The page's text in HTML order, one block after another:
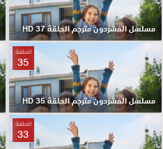
مسلسل المشردون مترجم الحلقة 37 HD
الحلقة
35
مسلسل المشردون مترجم الحلقة 35 HD
الحلقة
33